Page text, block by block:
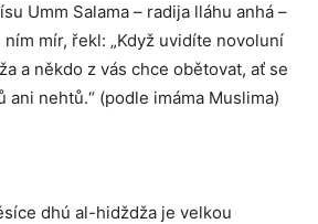
Umm Salama – radija lláhu anhá –
mír, řekl: „Když uvidíte novoluní
a někdo z vás chce obětovat, ať se
ani nehtů.“ (podle imáma Muslima)
dhú al-hidždža je velkou